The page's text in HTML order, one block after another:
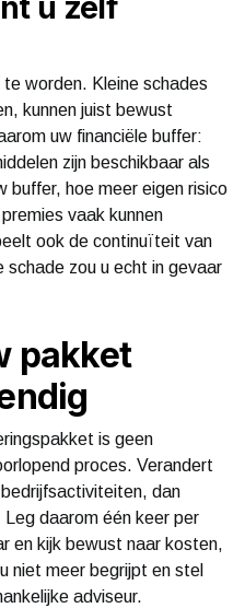
worden. Kleine schades
kunnen juist bewust
uw financiële buffer:
zijn beschikbaar als
buffer, hoe meer eigen risico
vaak kunnen
ook de continuïteit van
zou u echt in gevaar
pakket
is geen
proces. Verandert
dan
daarom één keer per
en kijk bewust naar kosten,
niet meer begrijpt en stel
adviseur.